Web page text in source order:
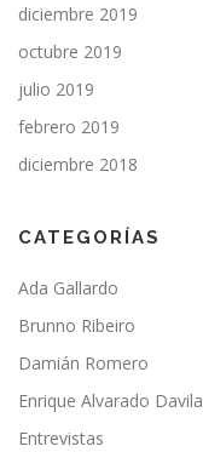
diciembre 2019
octubre 2019
julio 2019
febrero 2019
diciembre 2018
CATEGORÍAS
Ada Gallardo
Brunno Ribeiro
Damián Romero
Enrique Alvarado Davila
Entrevistas